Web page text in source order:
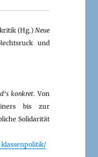
(Hg.) Neue
und
konkret. Von
bis zur
Solidarität